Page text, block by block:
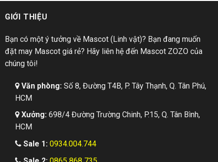
GIỚI THIỆU
Bạn có một ý tưởng về Mascot (Linh vật)? Bạn đang muốn
đặt may Mascot giá rẻ? Hãy liên hệ đến Mascot ZOZO của
chúng tôi!
Văn phòng: Số 8, Đường T4B, P. Tây Thạnh, Q. Tân Phú,
HCM
Xưởng:698/4 Đường Trường Chinh, P.15, Q. Tân Bình,
HCM
Sale 1: 0934.004.744